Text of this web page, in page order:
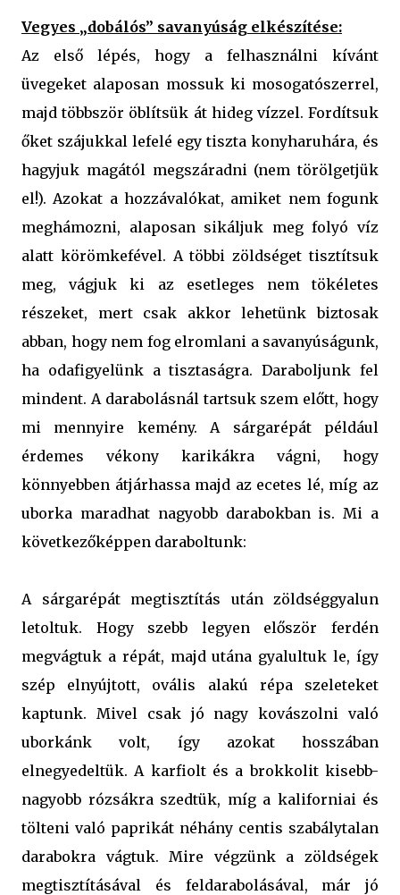
Vegyes „dobálós” savanyúság elkészítése:
Az első lépés, hogy a felhasználni kívánt
üvegeket alaposan mossuk ki mosogatószerrel,
majd többször öblítsük át hideg vízzel. Fordítsuk
őket szájukkal lefelé egy tiszta konyharuhára, és
hagyjuk magától megszáradni (nem törölgetjük
el!). Azokat a hozzávalókat, amiket nem fogunk
meghámozni, alaposan sikáljuk meg folyó víz
alatt körömkefével. A többi zöldséget tisztítsuk
meg, vágjuk ki az esetleges nem tökéletes
részeket, mert csak akkor lehetünk biztosak
abban, hogy nem fog elromlani a savanyúságunk,
ha odafigyelünk a tisztaságra. Daraboljunk fel
mindent. A darabolásnál tartsuk szem előtt, hogy
mi mennyire kemény. A sárgarépát például
érdemes vékony karikákra vágni, hogy
könnyebben átjárhassa majd az ecetes lé, míg az
uborka maradhat nagyobb darabokban is. Mi a
következőképpen daraboltunk:
A sárgarépát megtisztítás után zöldséggyalun
letoltuk. Hogy szebb legyen először ferdén
megvágtuk a répát, majd utána gyalultuk le, így
szép elnyújtott, ovális alakú répa szeleteket
kaptunk. Mivel csak jó nagy kovászolni való
uborkánk volt, így azokat hosszában
elnegyedeltük. A karfiolt és a brokkolit kisebb-
nagyobb rózsákra szedtük, míg a kaliforniai és
tölteni való paprikát néhány centis szabálytalan
darabokra vágtuk. Mire végzünk a zöldségek
megtisztításával és feldarabolásával, már jó